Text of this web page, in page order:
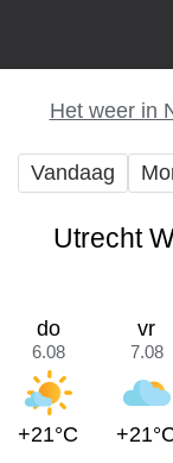
Het weer in
Vandaag
Utrecht
do
6.08
+21°C
vr
7.08